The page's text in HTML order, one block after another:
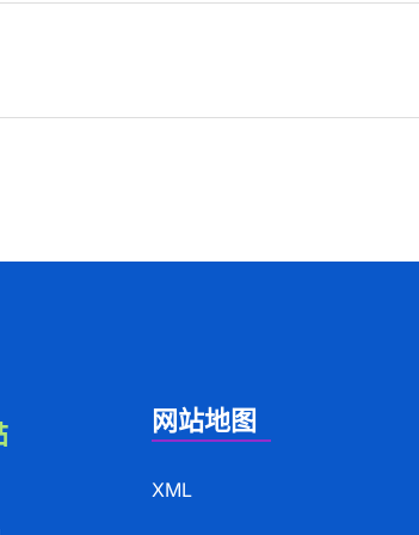
网站地图
XML